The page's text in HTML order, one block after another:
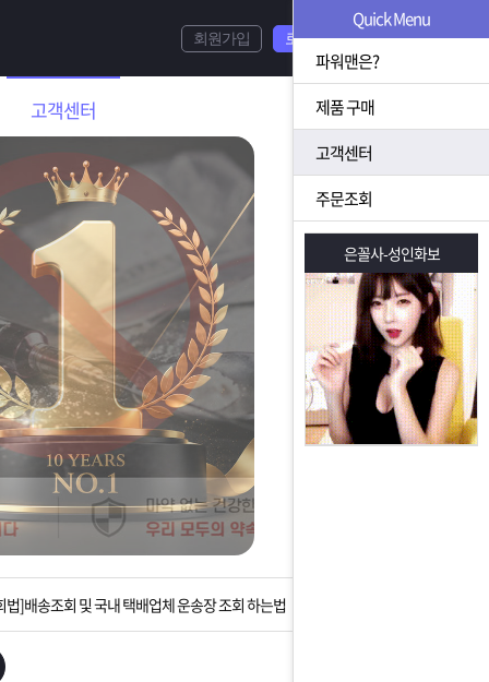
고객센터
회원가입 로그인
상황을 대비해 꼭 입금후 고객센터 연락바랍니다.
연휴 배송 및 휴무 안내
]배송조회 및 국내 택배업체 운송장 조회 하는법
고객 앱설치 가능합니다.
Quick Menu
파워맨은?
제품 구매
고객센터
주문조회
은꼴사-성인화보 은꼴사-성인화보